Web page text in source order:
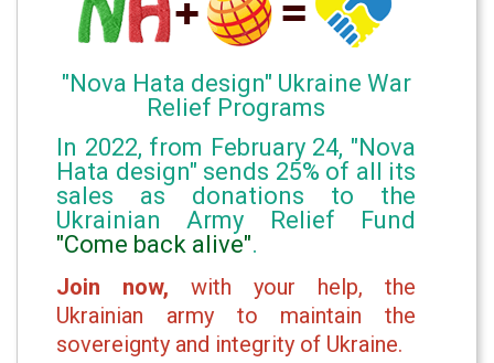
"Nova Hata design" Ukraine War
Relief Programs
In 2022, from February 24, "Nova
Hata design" sends 25% of all its
sales as donations to the
Ukrainian Army Relief Fund
"Come back alive".
Join now, with your help, the
Ukrainian army to maintain the
sovereignty and integrity of Ukraine.